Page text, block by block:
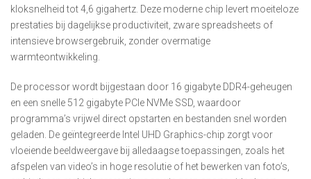
kloksnelheid tot 4,6 gigahertz. Deze moderne chip levert moeiteloze
prestaties bij dagelijkse productiviteit, zware spreadsheets of
intensieve browsergebruik, zonder overmatige
warmteontwikkeling.
De processor wordt bijgestaan door 16 gigabyte DDR4-geheugen
en een snelle 512 gigabyte PCIe NVMe SSD, waardoor
programma’s vrijwel direct opstarten en bestanden snel worden
geladen. De geïntegreerde Intel UHD Graphics-chip zorgt voor
vloeiende beeldweergave bij alledaagse toepassingen, zoals het
afspelen van video’s in hoge resolutie of het bewerken van foto’s,